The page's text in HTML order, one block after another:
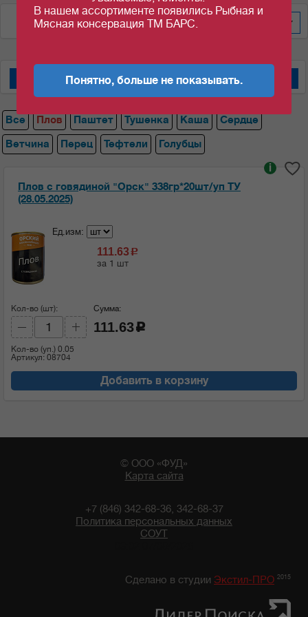
По алфавиту
Мясные консервы "Барс" Мясные консервы "Орский мясокомбинат"
Все Плов Паштет Тушенка Каша
Сердце
Ветчина
Перец Тефтели Голубцы
Плов с говядиной "Орск" 338гр*20шт/уп ТУ
(28.05.2025)
i
Ед.изм:
111.63 c
за 1 шт
Кол-во (шт):
Кол-во (уп.) 0.05
Артикул: 08704
Сумма:
111.63 c
Добавить в корзину
© ООО «ФУД»
Карта сайта
+7 (846) 342-68-36, 342-68-37
Политика персональных данных
СОУТ
Сделано в студии Экстил-ПРО 2015
В нашем ассортименте появились Рыбная и
Мясная консервация ТМ БАРС.
Понятно, больше не показывать.